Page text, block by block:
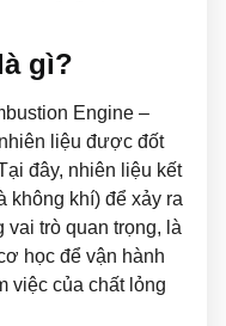
gì?
Engine –
liệu được đốt
đây, nhiên liệu kết
không khí) để xảy ra
vai trò quan trọng, là
học để vận hành
việc của chất lỏng